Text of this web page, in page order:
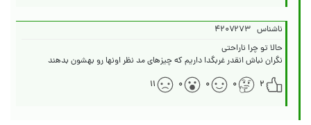
ناشناس ۴۲۰۷۲۷۳
نگران نباش انقدر غربگدا داریم که چیزهای مد نظر اونها رو بهشون بدهند
۲
۰ ۰ ۰ ۱۱